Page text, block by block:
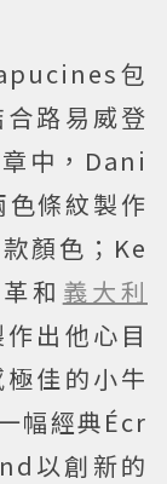
包
路易威登
中，Dani
條紋製作
顏色；Ke
和 義大利
出他心目
佳的小牛
幅經典Écr
以創新的